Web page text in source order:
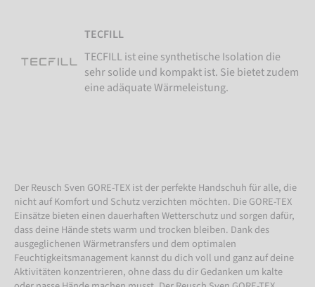
TECFILL
TECFILL ist eine synthetische Isolation die
sehr solide und kompakt ist. Sie bietet zudem
eine adäquate Wärmeleistung.
Der Reusch Sven GORE-TEX ist der perfekte Handschuh für alle, die
nicht auf Komfort und Schutz verzichten möchten. Die GORE-TEX
Einsätze bieten einen dauerhaften Wetterschutz und sorgen dafür,
dass deine Hände stets warm und trocken bleiben. Dank des
ausgeglichenen Wärmetransfers und dem optimalen
Feuchtigkeitsmanagement kannst du dich voll und ganz auf deine
Aktivitäten konzentrieren, ohne dass du dir Gedanken um kalte